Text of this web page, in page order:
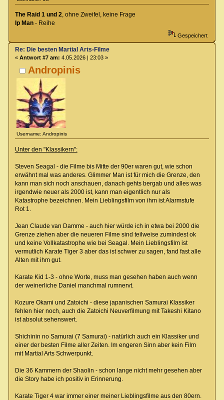
The Raid 1 und 2, ohne Zweifel, keine Frage
Ip Man- Reihe
Gespeichert
Andropinis
Username: Andropinis
Re: Die besten Martial Arts-Filme
« Antwort #7 am: 4.05.2026 | 23:03 »
Unter den "Klassikern":
Steven Seagal - die Filme bis Mitte der 90er waren gut, wie schon
erwähnt mal was anderes. Glimmer Man ist für mich die Grenze, den
kann man sich noch anschauen, danach gehts bergab und alles was
irgendwie neuer als 2000 ist, kann man eigentlich nur als
Katastrophe bezeichnen. Mein Lieblingsfilm von ihm ist Alarmstufe
Rot 1.
Jean Claude van Damme - auch hier würde ich in etwa bei 2000 die
Grenze ziehen aber die neueren Filme sind teilweise zumindest ok
und keine Vollkatastrophe wie bei Seagal. Mein Lieblingsfilm ist
vermutlich Karate Tiger 3 aber das ist schwer zu sagen, fand fast alle
Alten mit ihm gut.
Karate Kid 1-3 - ohne Worte, muss man gesehen haben auch wenn
der weinerliche Daniel manchmal rumnervt.
Kozure Okami und Zatoichi - diese japanischen Samurai Klassiker
fehlen hier noch, auch die Zatoichi Neuverfilmung mit Takeshi Kitano
ist absolut sehenswert.
Shichinin no Samurai (7 Samurai) - natürlich auch ein Klassiker und
einer der besten Filme aller Zeiten. Im engeren Sinn aber kein Film
mit Martial Arts Schwerpunkt.
Die 36 Kammern der Shaolin - schon lange nicht mehr gesehen aber
die Story habe ich positiv in Erinnerung.
Karate Tiger 4 war immer einer meiner Lieblingsfilme aus den 80ern.